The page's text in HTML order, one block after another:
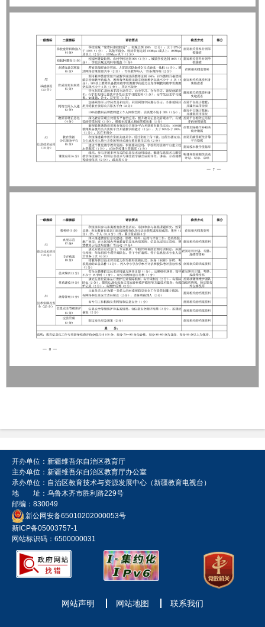
开办单位：新疆维吾尔自治区教育厅
主办单位：新疆维吾尔自治区教育厅办公室
承办单位：自治区教育技术与资源发展中心（新疆教育电视台）
地 址：乌鲁木齐市胜利路229号
邮编：830049
新公网安备65010202000053号
新ICP备05003757-1
网站标识码：6500000031
网站声明 网站地图 联系我们